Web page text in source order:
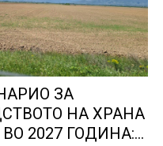
ЗА
НА ХРАНА
2027 ГОДИНА: